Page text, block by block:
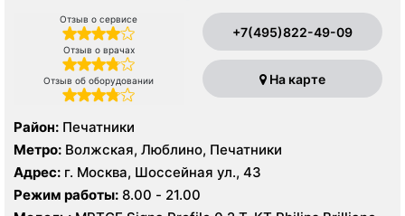
Отзыв о сервисе
Отзыв о врачах
Отзыв об оборудовании
+7(495)822-49-09
На карте
Район: Печатники
Метро: Волжская, Люблино, Печатники
Адрес: г. Москва, Шоссейная ул., 43
Режим работы: 8.00 - 21.00